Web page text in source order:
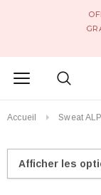
Accueil Sweat
Afficher les